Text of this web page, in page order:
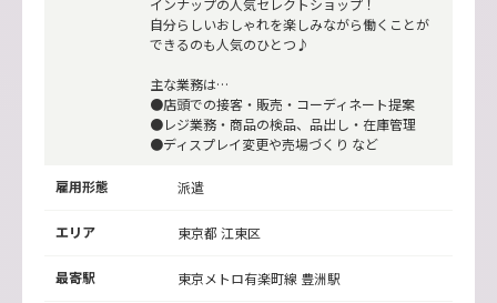
インナップの人気セレクトショップ！
自分らしいおしゃれを楽しみながら働くことが
できるのも人気のひとつ♪
主な業務は…
●店頭での接客・販売・コーディネート提案
●レジ業務・商品の検品、品出し・在庫管理
●ディスプレイ変更や売場づくり など
雇用形態 派遣
エリア 東京都 江東区
最寄駅 東京メトロ有楽町線 豊洲駅